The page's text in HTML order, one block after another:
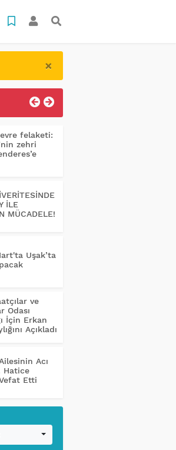
×
felaketi:
zehri
İLE
MÜCADELE!
Uşak’ta
ve
Odası
İçin Erkan
Açıkladı
Acı
Hatice
Etti